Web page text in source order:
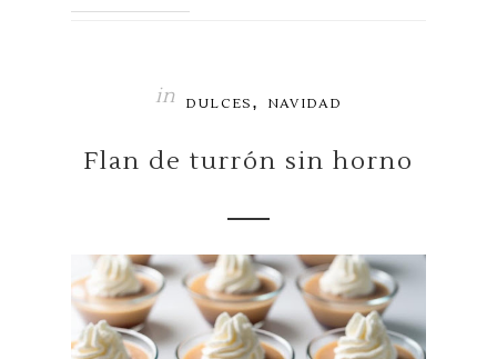
in DULCES , NAVIDAD
Flan de turrón sin horno